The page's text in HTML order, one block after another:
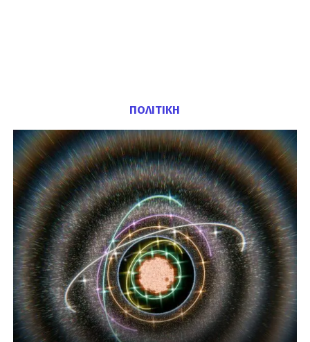
ΠΟΛΙΤΙΚΗ